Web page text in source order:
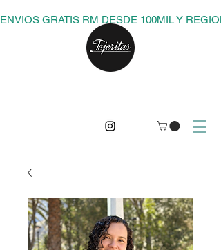
ENVIOS GRATIS RM DESDE 100MIL Y